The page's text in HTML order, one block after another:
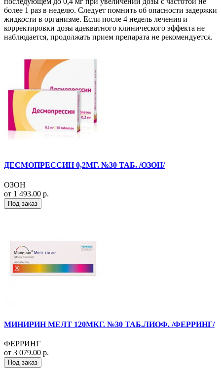
более 1 раз в неделю. Следует помнить об опасности задержки
жидкости в организме. Если после 4 недель лечения и
корректировки дозы адекватного клинического эффекта не
наблюдается, продолжать прием препарата не рекомендуется.
ДЕСМОПРЕССИН 0,2МГ. №30 ТАБ. /ОЗОН/
ОЗОН
от 1 493.00 р.
Под заказ
МИНИРИН МЕЛТ 120МКГ. №30 ТАБ.ЛИОФ. /ФЕРРИНГ/
ФЕРРИНГ
от 3 079.00 р.
Под заказ